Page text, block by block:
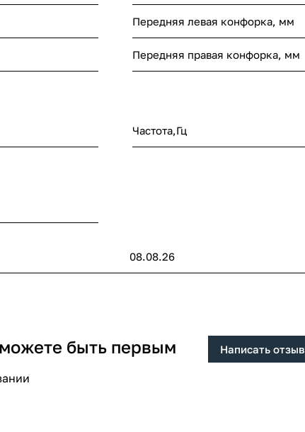
Передняя левая конфорка, мм
Передняя правая конфорка, мм
Частота,Гц
08.08.26
быть первым Написать отзыв